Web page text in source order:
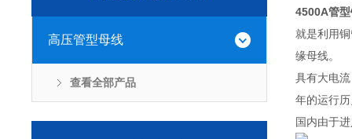
高压管型母线
查看全部产品
4500A管
就是利用
缘母线。
具有大电
年的运行
国内由于